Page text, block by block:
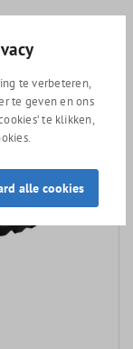
te verbeteren,
te geven en ons
te klikken,
alle cookies